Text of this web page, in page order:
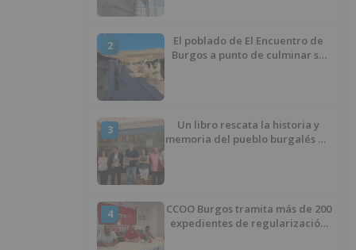
2
El poblado de El Encuentro de
Burgos a punto de culminar su
3
Un libro rescata la historia y
memoria del pueblo burgalés de
4
CCOO Burgos tramita más de 200
expedientes de regularización